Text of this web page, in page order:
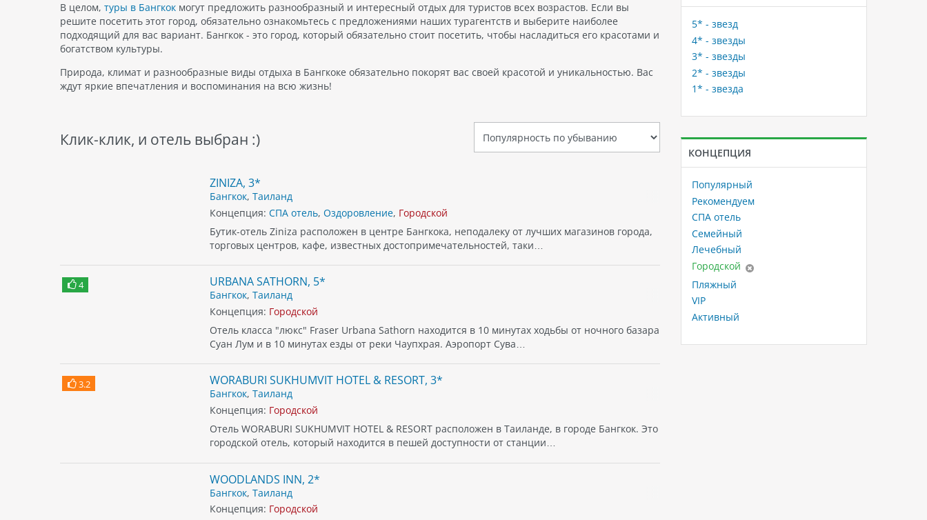
В целом, туры в Бангкок могут предложить разнообразный и интересный отдых для туристов всех возрастов. Если вы
решите посетить этот город, обязательно ознакомьтесь с предложениями наших турагентств и выберите наиболее
подходящий для вас вариант. Бангкок - это город, который обязательно стоит посетить, чтобы насладиться его красотами и
богатством культуры.
Природа, климат и разнообразные виды отдыха в Бангкоке обязательно покорят вас своей красотой и уникальностью. Вас
ждут яркие впечатления и воспоминания на всю жизнь!
Клик-клик, и отель выбран :)
ZINIZA, 3*
Бангкок, Таиланд
Концепция: СПА отель, Оздоровление, Городской
Бутик-отель Ziniza расположен в центре Бангкока, неподалеку от лучших магазинов города,
торговых центров, кафе, известных достопримечательностей, таки…
4 URBANA SATHORN, 5*
Бангкок, Таиланд
Концепция: Городской
Отель класса "люкс" Fraser Urbana Sathorn находится в 10 минутах ходьбы от ночного базара
Суан Лум и в 10 минутах езды от реки Чаупхрая. Аэропорт Сува…
3.2 WORABURI SUKHUMVIT HOTEL & RESORT, 3*
Бангкок, Таиланд
Концепция: Городской
Отель WORABURI SUKHUMVIT HOTEL & RESORT расположен в Таиланде, в городе Бангкок. Это
городской отель, который находится в пешей доступности от станции…
WOODLANDS INN, 2*
Бангкок, Таиланд
Концепция: Городской
5* - звезд
4* - звезды
3* - звезды
2* - звезды
1* - звезда
КОНЦЕПЦИЯ
Популярный
Рекомендуем
СПА отель
Семейный
Лечебный
Городской
Пляжный
VIP
Активный